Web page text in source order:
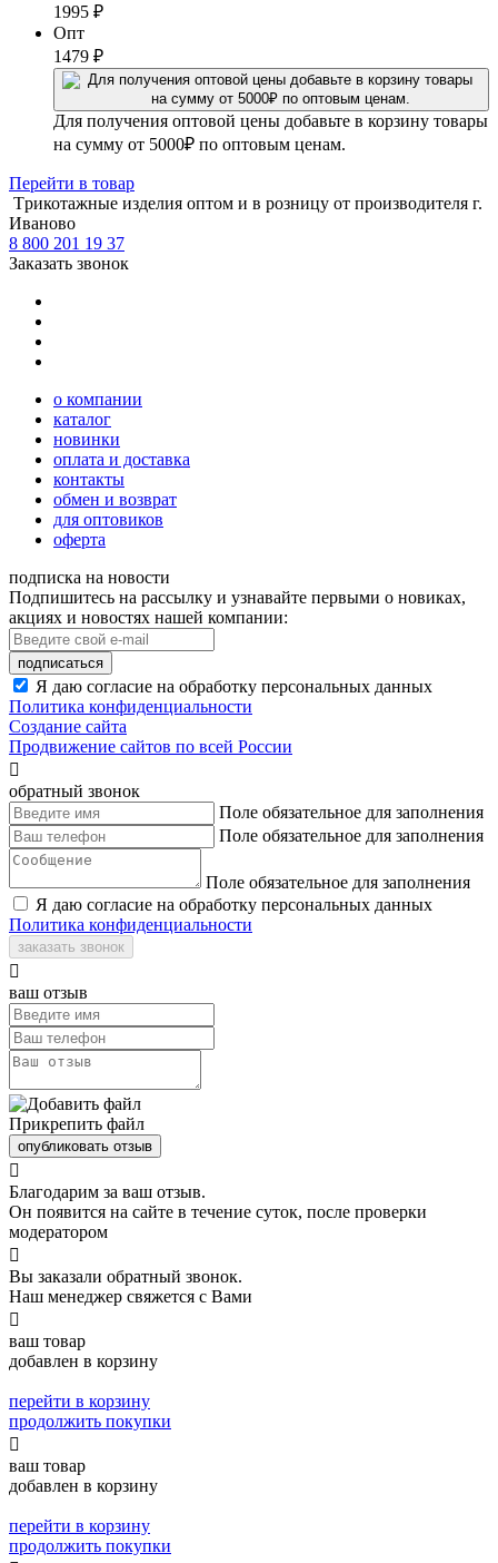
1995 ₽
Опт
1479 ₽
Для получения оптовой цены добавьте в корзину товары
на сумму от 5000₽ по оптовым ценам.
Перейти в товар
Tрикотажные изделия оптом и в розницу от производителя г.
Иваново
8 800 201 19 37
Заказать звонок
о компании
каталог
новинки
оплата и доставка
контакты
обмен и возврат
для оптовиков
оферта
подписка на новости
Подпишитесь на рассылку и узнавайте первыми о новиках,
акциях и новостях нашей компании:
подписаться
Я даю согласие на обработку персональных данных
Политика конфиденциальности
Создание сайта
Продвижение сайтов по всей России

обратный звонок
Поле обязательное для заполнения
Поле обязательное для заполнения
Поле обязательное для заполнения
Я даю согласие на обработку персональных данных
Политика конфиденциальности
заказать звонок

ваш отзыв
Прикрепить файл
опубликовать отзыв

Благодарим за ваш отзыв.
Он появится на сайте в течение суток, после проверки
модератором

Вы заказали обратный звонок.
Наш менеджер свяжется с Вами

ваш товар
добавлен в корзину
перейти в корзину
продолжить покупки

ваш товар
добавлен в корзину
перейти в корзину
продолжить покупки